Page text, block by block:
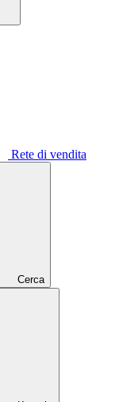
Rete di vendita
Cerca